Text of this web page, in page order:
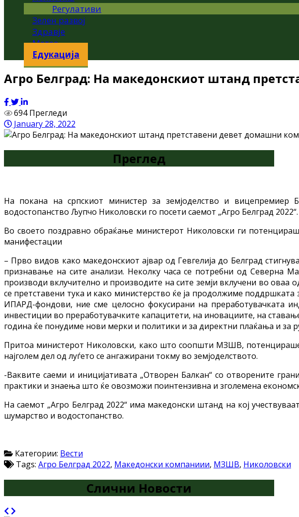
Регулативи
Зелен развој
Здравје
Метео
Едукација
Агро Белград: На македонскиот штанд
694 Прегледи
January 28, 2022
Преглед
На покана на српскиот министер за земјоделство и вицепремиер
водостопанство Љупчо Николовски го посети саемот „Агро Белград 2022“.
Во своето поздравно обраќање министерот Николовски ги
манифестации
– Прво видов како македонскиот ајвар од Гевгелија до Белград
признавање на сите анализи. Неколку часа се потребни од Северна
производи вклучително и производите на сите земји вклучени во
се претставени тука и како министерство ќе ја продолжиме
ИПАРД-фондови, ние сме целосно фокусирани на преработувачката
инвестиции во преработувачките капацитети, на иновациите, на
година ќе понудиме нови мерки и политики и за директни плаќања и за
Притоа министерот Николовски, како што соопшти МЗШВ, потенцираше
најголем дел од луѓето се ангажирани токму во земјоделството.
-Ваквите саеми и иницијативата „Отворен Балкан“ со отворените
практики и знаења што ќе овозможи поинтензивна и зголемена
На саемот „Агро Белград 2022“ има македонски штанд на кој
шумарство и водостопанство.
Категории: Вести
Tags: Агро Белград 2022, Македонски компаниии, МЗШВ, Николовски
Слични Новости